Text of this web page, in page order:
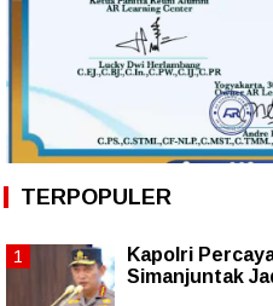
TERPOPULER
Kapolri
Simanjuntak